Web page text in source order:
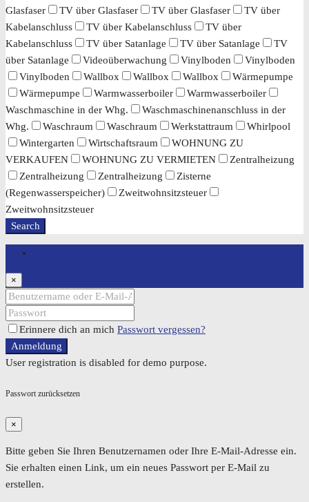
Glasfaser
TV über Glasfaser TV über Glasfaser
TV über
Kabelanschluss
TV über Kabelanschluss
TV über
Kabelanschluss
TV über Satanlage TV über Satanlage
TV
über Satanlage
Videoüberwachung Vinylboden
Vinylboden
Vinylboden
Wallbox Wallbox Wallbox
Wärmepumpe
Wärmepumpe
Warmwasserboiler
Warmwasserboiler
Waschmaschine in der Whg.
Waschmaschinenanschluss in der
Whg.
Waschraum Waschraum Werkstattraum
Whirlpool
Wintergarten
Wirtschaftsraum
WOHNUNG ZU
VERKAUFEN
WOHNUNG ZU VERMIETEN
Zentralheizung
Zentralheizung
Zentralheizung
Zisterne
(Regenwasserspeicher)
Zweitwohnsitzsteuer
Zweitwohnsitzsteuer
Search
×
Erinnere dich an mich Passwort vergessen?
Anmeldung
User registration is disabled for demo purpose.
Passwort zurücksetzen
×
Bitte geben Sie Ihren Benutzernamen oder Ihre E-Mail-Adresse ein.
Sie erhalten einen Link, um ein neues Passwort per E-Mail zu
erstellen.